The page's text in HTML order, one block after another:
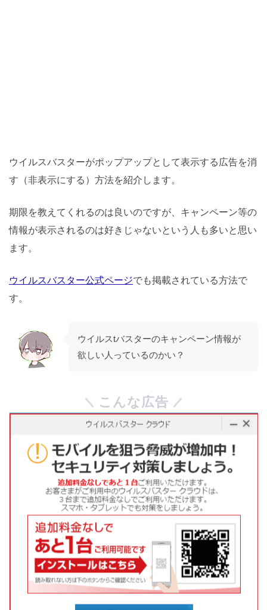
ウイルスバスターがポップアップとして表示する広告を消
す（非表示にする）方法を紹介します。
期限を教えてくれるのは良いのですが、キャンペーン等の
情報が表示されるのは好きじゃないという人も多いと思い
ます。
ウイルスバスター公式ページでも掲載されている方法で
す。
ウイルスtバスターのキャンペーン情報が
欲しい人っているのかい？
こんな広告